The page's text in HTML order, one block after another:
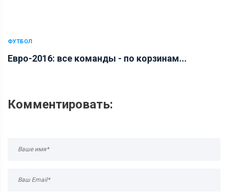
ФУТБОЛ
Евро-2016: все команды - по корзинам...
Комментировать: